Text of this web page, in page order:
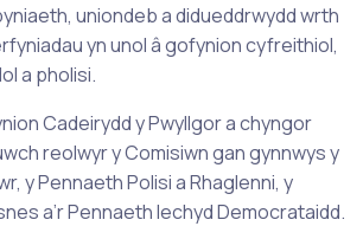
uniondeb a didueddrwydd wrth
yn unol â gofynion cyfreithiol,
a pholisi.
Cadeirydd y Pwyllgor a chyngor
reolwyr y Comisiwn gan gynnwys y
y Pennaeth Polisi a Rhaglenni, y
a’r Pennaeth Iechyd Democrataidd.